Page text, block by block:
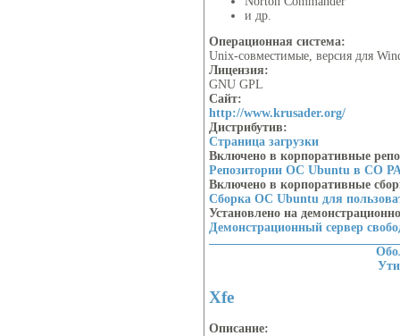
и др.
Операционная система:
Unix-совместимые, версия для
Лицензия:
GNU GPL
Сайт:
http://www.krusader.org/
Дистрибутив:
Страница загрузки
Включено в корпоративные
Репозитории ОС Ubuntu в СО
Включено в корпоративные
Сборка ОС Ubuntu для
Установлено на
Демонстрационный сервер
Xfe
Описание: